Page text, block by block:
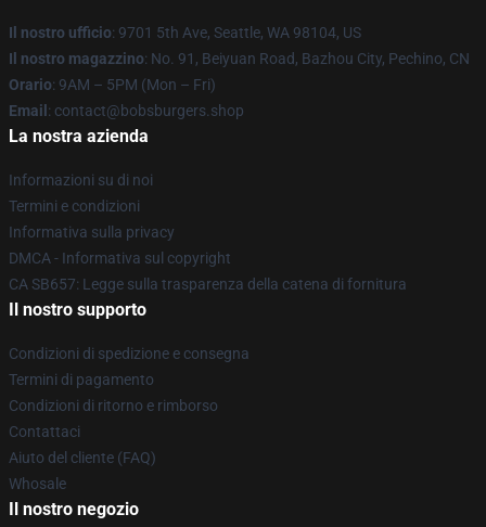
Il nostro ufficio: 9701 5th Ave, Seattle, WA 98104, US
Il nostro magazzino: No. 91, Beiyuan Road, Bazhou City, Pechino, CN
Orario: 9AM – 5PM (Mon – Fri)
Email : contact@bobsburgers.shop
La nostra azienda
Informazioni su di noi
Termini e condizioni
Informativa sulla privacy
DMCA - Informativa sul copyright
CA SB657: Legge sulla trasparenza della catena di fornitura
Il nostro supporto
Condizioni di spedizione e consegna
Termini di pagamento
Condizioni di ritorno e rimborso
Contattaci
Aiuto del cliente (FAQ)
Whosale
Il nostro negozio